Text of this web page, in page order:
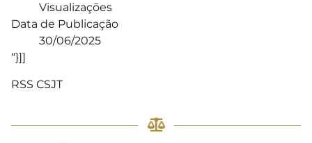
Visualizações
Data de Publicação
30/06/2025
“}]]
RSS CSJT